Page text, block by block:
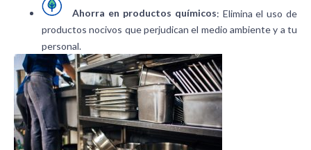
Ahorra en productos químicos: Elimina el uso de
productos nocivos que perjudican el medio ambiente y a tu
personal.